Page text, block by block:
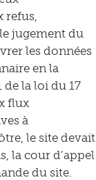
refus,
jugement du
les données
en la
de la loi du 17
flux
à
le site devait
la cour d’appel
du site.